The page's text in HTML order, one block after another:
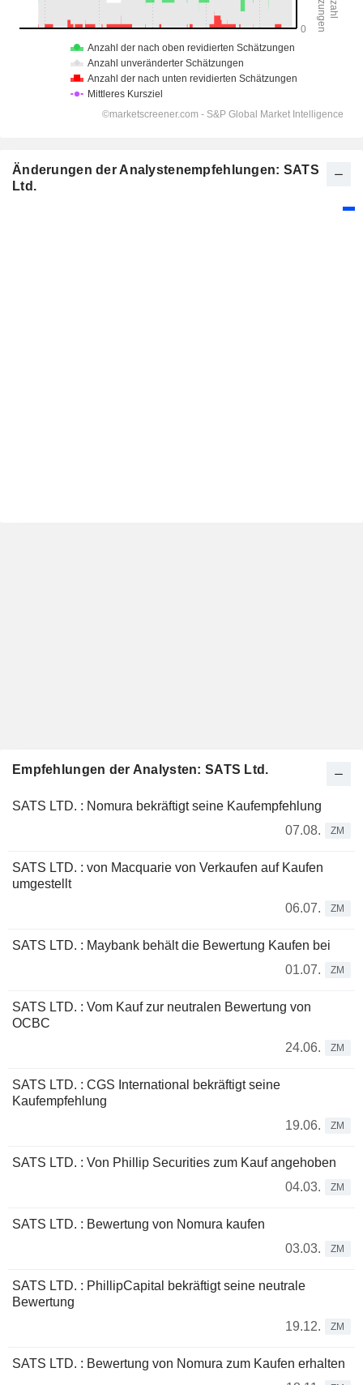
Änderungen der Analystenempfehlungen: SATS
Ltd.
Empfehlungen der Analysten: SATS Ltd.
SATS LTD. : Nomura bekräftigt seine Kaufempfehlung
07.08.
ZM
SATS LTD. : von Macquarie von Verkaufen auf Kaufen
umgestellt
06.07.
ZM
SATS LTD. : Maybank behält die Bewertung Kaufen bei
01.07.
ZM
SATS LTD. : Vom Kauf zur neutralen Bewertung von
OCBC
24.06.
ZM
SATS LTD. : CGS International bekräftigt seine
Kaufempfehlung
19.06.
ZM
SATS LTD. : Von Phillip Securities zum Kauf angehoben
04.03.
ZM
SATS LTD. : Bewertung von Nomura kaufen
03.03.
ZM
SATS LTD. : PhillipCapital bekräftigt seine neutrale
Bewertung
19.12.
ZM
SATS LTD. : Bewertung von Nomura zum Kaufen erhalten